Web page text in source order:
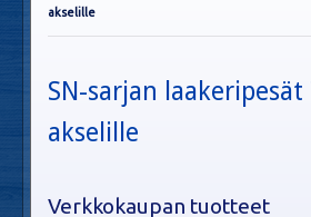
akselille
SN-sarjan
akselille
Verkkokaupan tuotteet